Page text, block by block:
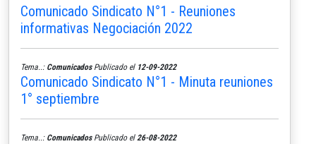
Comunicado Sindicato N°1 - Reuniones
informativas Negociación 2022
Tema..: ComunicadosPublicado el 12-09-2022
Comunicado Sindicato N°1 - Minuta reuniones
1° septiembre
Tema..: ComunicadosPublicado el 26-08-2022